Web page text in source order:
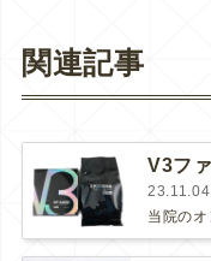
関連記事
23.11.04